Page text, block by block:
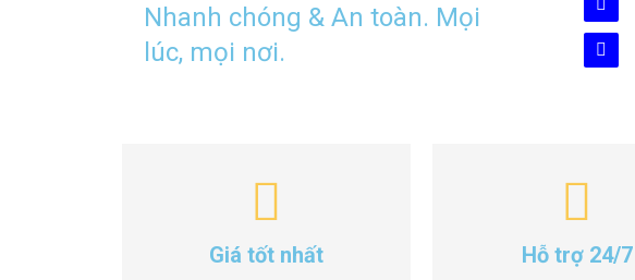
Nhanh chóng & An toàn. Mọi
lúc, mọi nơi.
Giá tốt nhất Hỗ trợ 24/7